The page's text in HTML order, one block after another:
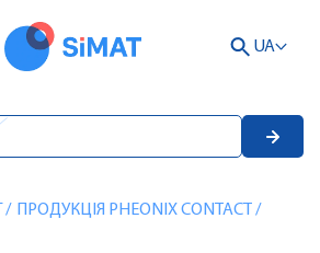
UA
/ ПРОДУКЦІЯ PHEONIX CONTACT /